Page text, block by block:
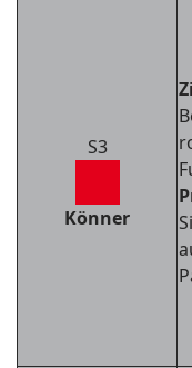
S3
Könner